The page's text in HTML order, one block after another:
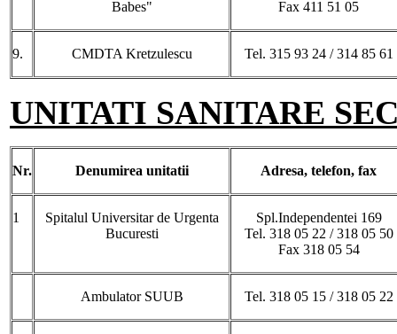
Babes"
Fax 411 51 05
9. CMDTA Kretzulescu Tel. 315 93 24 / 314 85 61
UNITATI SANITARE
Nr. Denumirea unitatii Adresa, telefon, fax
1
Spitalul Universitar de Urgenta
Bucuresti
Spl.Independentei 169
Tel. 318 05 22 / 318 05 50
Fax 318 05 54
Ambulator SUUB Tel. 318 05 15 / 318 05 22